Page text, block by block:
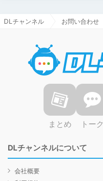
DLチャンネル お問い合わせ
まとめ トーク
DLチャンネルについて
会社概要